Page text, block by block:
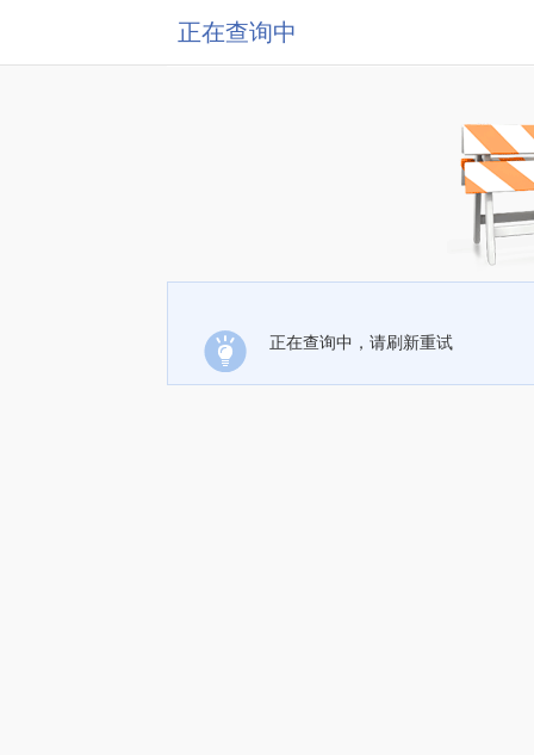
正在查询中
正在查询中，请刷新重试